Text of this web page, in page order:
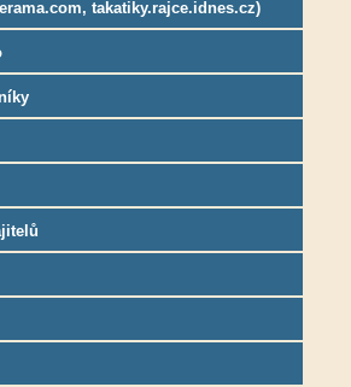
takatiky.rajce.idnes.cz)